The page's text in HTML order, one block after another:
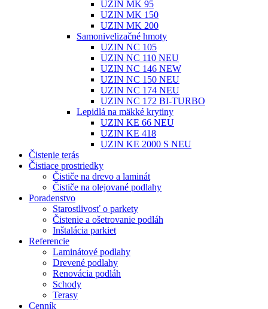
UZIN MK 95
UZIN MK 150
UZIN MK 200
Samonivelizačné hmoty
UZIN NC 105
UZIN NC 110 NEU
UZIN NC 146 NEW
UZIN NC 150 NEU
UZIN NC 174 NEU
UZIN NC 172 BI-TURBO
Lepidlá na mäkké krytiny
UZIN KE 66 NEU
UZIN KE 418
UZIN KE 2000 S NEU
Čistenie terás
Čistiace prostriedky
Čističe na drevo a laminát
Čističe na olejované podlahy
Poradenstvo
Starostlivosť o parkety
Čistenie a ošetrovanie podláh
Inštalácia parkiet
Referencie
Laminátové podlahy
Drevené podlahy
Renovácia podláh
Schody
Terasy
Cenník